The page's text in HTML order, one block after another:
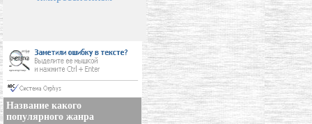
Название какого
популярного жанра